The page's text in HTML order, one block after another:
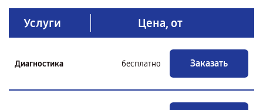
Услуги Цена, от
Диагностика бесплатно Заказать